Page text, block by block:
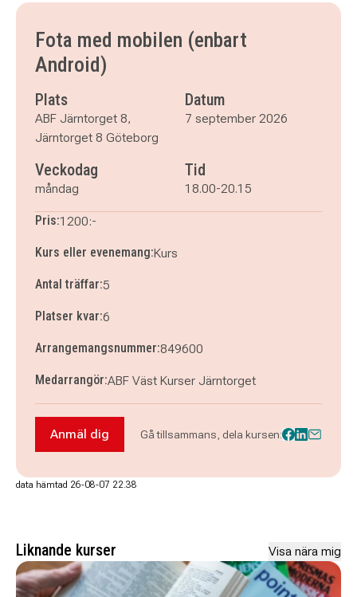
måndag 21 september 2026
klockan 18.00–20.15
måndag 28 september 2026klockan 18.00–20.15
måndag 5 oktober 2026
Fota med mobilen (enbart
Android)
Plats
ABF Järntorget 8,
Järntorget 8 Göteborg
Datum
7 september 2026
Veckodag
måndag
Tid
18.00-20.15
Pris:1200:-
Kurs eller evenemang:Kurs
Antal träffar:5
Platser kvar:6
Arrangemangsnummer:849600
Medarrangör:ABF Väst Kurser Järntorget
Anmäl dig till Fota med mobilen (enbart
Anmäl dig Gå tillsammans, dela kursen:
data hämtad 26-08-07 22.38
Liknande kurser Visa nära mig